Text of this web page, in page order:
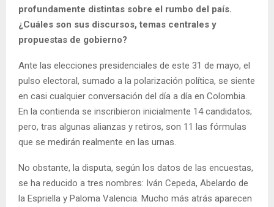
profundamente distintas sobre el rumbo del país.
¿Cuáles son sus discursos, temas centrales y
propuestas de gobierno?
Ante las elecciones presidenciales de este 31 de mayo, el
pulso electoral, sumado a la polarización política, se siente
en casi cualquier conversación del día a día en Colombia.
En la contienda se inscribieron inicialmente 14 candidatos;
pero, tras algunas alianzas y retiros, son 11 las fórmulas
que se medirán realmente en las urnas.
No obstante, la disputa, según los datos de las encuestas,
se ha reducido a tres nombres: Iván Cepeda, Abelardo de
la Espriella y Paloma Valencia. Mucho más atrás aparecen